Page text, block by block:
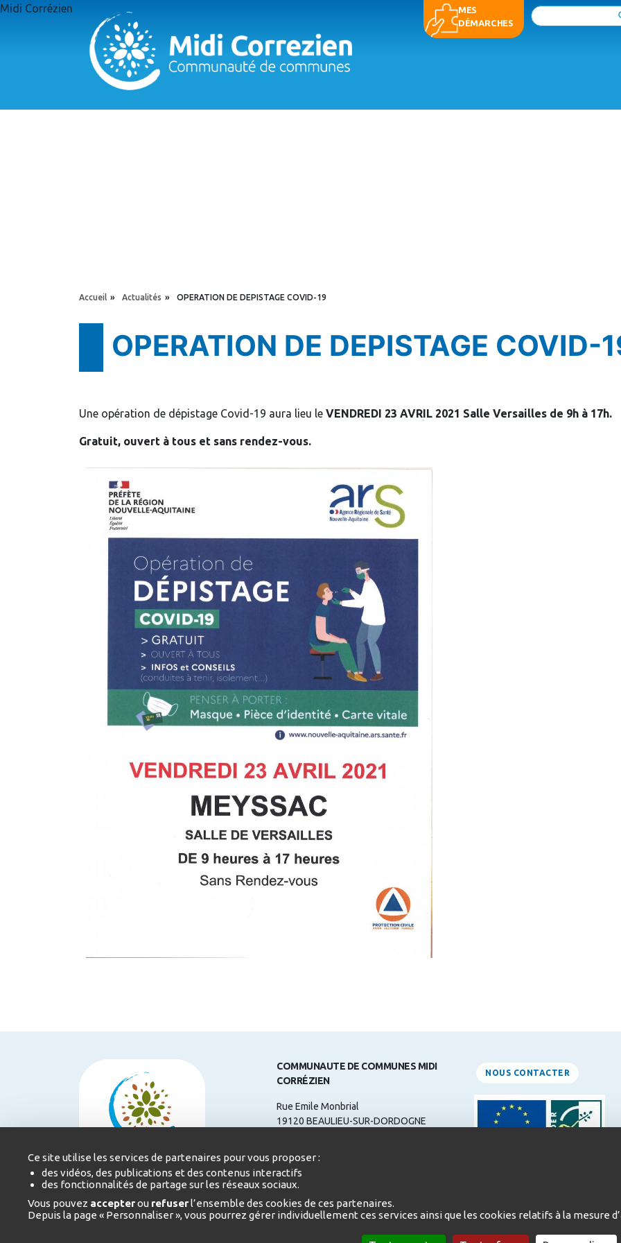
Aller au contenu principal
Midi Corrézien
MES
DÉMARCHES
Rechercher
YOU ARE HERE
Accueil » Actualités » OPERATION DE DEPISTAGE COVID-19
OPERATION DE DEPISTAGE COVID-
Une opération de dépistage Covid-19 aura lieu le VENDREDI 23 AVRIL 2021 Salle Versailles de 9h à 17h.
Gratuit, ouvert à tous et sans rendez-vous.
COMMUNAUTE DE COMMUNES MIDI
CORRÉZIEN
Rue Emile Monbrial
19120 BEAULIEU-SUR-DORDOGNE
Courriel : contact@midicorrezien.com
Heures d'ouverture:
du Lundi au Jeudi de 9h à 12h et de 14h à
NOUS CONTACTER
Panneau de gestion des cookies
Ce site utilise les services de partenaires pour vous proposer :
des vidéos, des publications et des contenus interactifs
des fonctionnalités de partage sur les réseaux sociaux.
Vous pouvez accepterou refuserl’ensemble des cookies de ces partenaires.
Depuis la page « Personnaliser », vous pourrez gérer individuellement ces services ainsi que les cookies relatifs à la mesure